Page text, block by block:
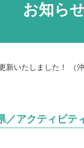
お知ら
新いたしました！ （
アクティビテ